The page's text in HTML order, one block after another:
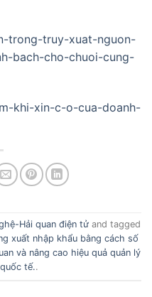
trong-truy-xuat-nguon-
bach-cho-chuoi-cung-
khi-xin-c-o-cua-doanh-
Hải quan điện tửand tagged
xuất nhập khẩu bằng cách số
và nâng cao hiệu quả quản lý
tế..